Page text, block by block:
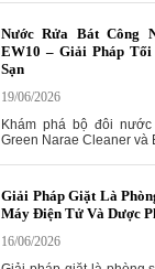
Nước Rửa Bát Công
EW10 – Giải Pháp Tối
Sạn
19/06/2026
Khám phá bộ đôi
Green Narae Cleaner và
Giải Pháp Giặt Là
Máy Điện Tử Và Dược
16/06/2026